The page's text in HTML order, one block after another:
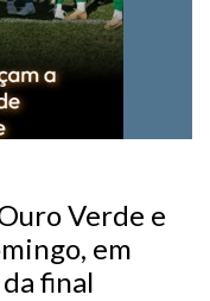
Verde e
em
final